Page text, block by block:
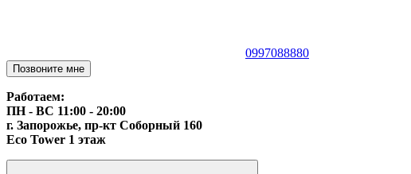
0997088880
Позвоните мне
Работаем:
ПН - ВС 11:00 - 20:00
г. Запорожье, пр-кт Соборный 160
Eco Tower 1 этаж